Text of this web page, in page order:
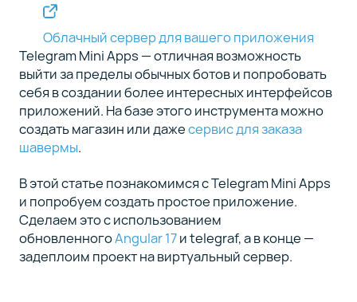
с Firebase
5
Связка бота
и веб-
приложения
6
Деплой
проекта
облачный
сервер
7 Заключение
Telegram Mini Apps — отличная возможность
выйти за пределы обычных ботов и попробовать
себя в создании более интересных интерфейсов
приложений. На базе этого инструмента можно
создать магазин или дажесервис для заказа
шавермы.
В этой статье познакомимся с Telegram Mini Apps
и попробуем создать простое приложение.
Сделаем это с использованием
обновленногоAngular 17и telegraf, а в конце —
задеплоим проект на виртуальный сервер.
Облачный сервер для вашего приложения